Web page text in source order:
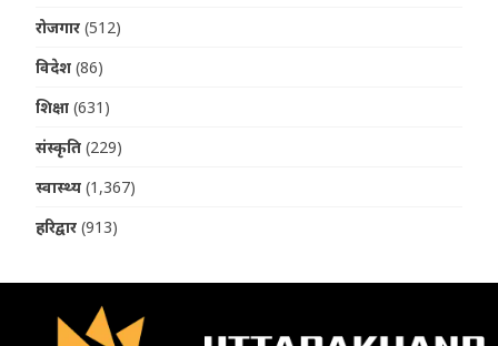
रोजगार (512)
विदेश (86)
शिक्षा (631)
संस्कृति (229)
स्वास्थ्य (1,367)
हरिद्वार (913)